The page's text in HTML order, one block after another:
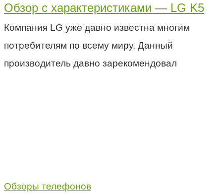
Обзор с характеристиками — LG K5
Компания LG уже давно известна многим
потребителям по всему миру. Данный
производитель давно зарекомендовал
Обзоры телефонов